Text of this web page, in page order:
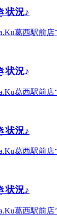
お会計まで含
21:00＜土日
に合わせて組
お時間でご案
月曜日のうち
況をご確認く
できる時間が
いませ。※コ
は、注意事項
計まで含めて
葛西
日祝日＞11
ソレイユプラ
すね。本日
ったりの「W
半身もゆっく
ない方、月末
/ 18:50～
心地よく迎
定が合うお時
キャンセルに
ぜひお問い
グループご利
を頂戴して
日＞12時半～
江戸川区中葛
0869ご予約は
kasai/booking
状況♪
葛西駅前
に肩や腰に力
っしゃるの
枠がかなり埋
き枠は、以下
日の終わり
くださいませ
お客様のご
間が増える可
ラクグルー
お時間を頂
東京都江戸
状況♪
葛西駅前
かないお天気
と息つける
い方には、本
たタイミン
涼やかなリフ
さいませ。ご
いませ。こ
様のご予約変
状況♪
葛西駅前
疲れが出やす
可能です。
身の重だるさ
かけの前後
状況♪
葛西駅前